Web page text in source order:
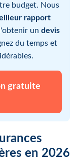
budget. Nous
rapport
un devis
du temps et
gratuite
en 2026